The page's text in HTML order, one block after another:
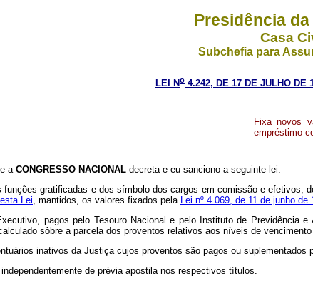
Presidência
Casa
Subchefia para
LEI No 4.242, DE 17 DE JULHO DE
Fixa novos
empréstimo
a CONGRESSO NACIONAL decreta e eu sanciono a seguinte lei:
gratificadas e dos símbolo dos cargos em comissão e
Lei, mantidos, os valores fixados pela Lei nº 4.069, de 11 de junho de
pagos pelo Tesouro Nacional e pelo Instituto de Previdência
sôbre a parcela dos proventos relativos aos níveis de
inativos da Justiça cujos proventos são pagos ou suplementados
de prévia apostila nos respectivos títulos.